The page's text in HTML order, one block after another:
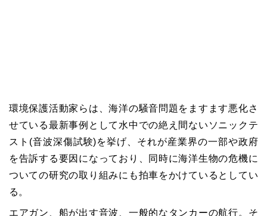
環境保護活動家らは、海洋の騒音問題をますます悪化さ
せている最新事例として水中での絶え間ないソニックテ
スト(音波深傷試験)を挙げ、それが産業界の一部や政府
を告訴する要因になっており、同時に海洋生物の危機に
ついての研究の取り組みにも拍車をかけているとしてい
る。
エアガン、船が出す音波、一般的なタンカーの航行。そ